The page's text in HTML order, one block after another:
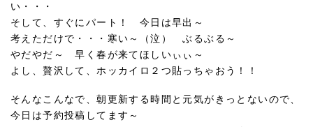
い・・・
そして、すぐにパート！ 今日は早出～
考えただけで・・・寒い～（泣） ぶるぶる～
やだやだ～ 早く春が来てほしいぃぃ～
よし、贅沢して、ホッカイロ２つ貼っちゃおう！！
そんなこんなで、朝更新する時間と元気がきっとないので、
今日は予約投稿してます～